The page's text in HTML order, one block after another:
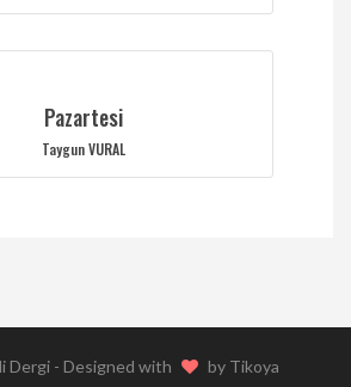
Pazartesi
Taygun VURAL
Dergi - Designed with by Tikoya